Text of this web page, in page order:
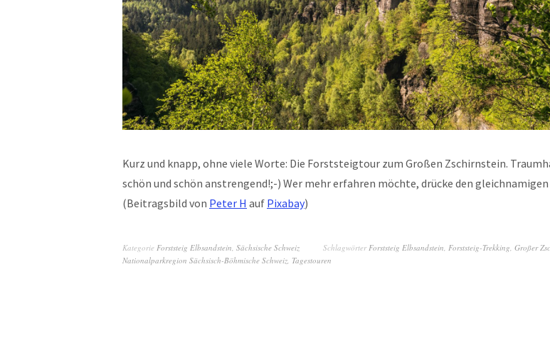
Kurz und knapp, ohne viele Worte: Die Forststeigtour zum Großen Zschirnstein.
schön und schön anstrengend!;-) Wer mehr erfahren möchte, drücke den
(Beitragsbild von Peter H auf Pixabay)
Kategorie Forststeig Elbsandstein Sächsische Schweiz Schlagwörter Forststeig Elbsandstein Forststeig-Trekking Großer
Nationalparkregion Sächsisch-Böhmische Schweiz Tagestouren